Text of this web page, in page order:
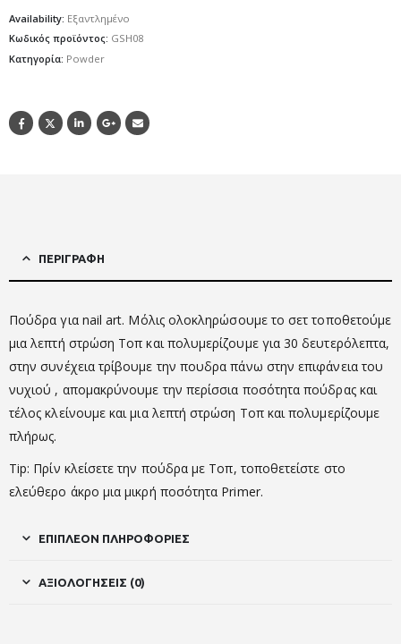
Availability: Εξαντλημένο
Κωδικός προϊόντος: GSH08
Κατηγορία: Powder
ΠΕΡΙΓΡΑΦΉ
Πούδρα για nail art. Μόλις ολοκληρώσουμε το σετ τοποθετούμε
μια λεπτή στρώση Τοπ και πολυμερίζουμε για 30 δευτερόλεπτα,
στην συνέχεια τρίβουμε την πουδρα πάνω στην επιφάνεια του
νυχιού , απομακρύνουμε την περίσσια ποσότητα πούδρας και
τέλος κλείνουμε και μια λεπτή στρώση Τοπ και πολυμερίζουμε
πλήρως.
Tip: Πρίν κλείσετε την πούδρα με Τοπ, τοποθετείστε στο
ελεύθερο άκρο μια μικρή ποσότητα Primer.
ΕΠΙΠΛΈΟΝ ΠΛΗΡΟΦΟΡΊΕΣ
ΑΞΙΟΛΟΓΉΣΕΙΣ (0)